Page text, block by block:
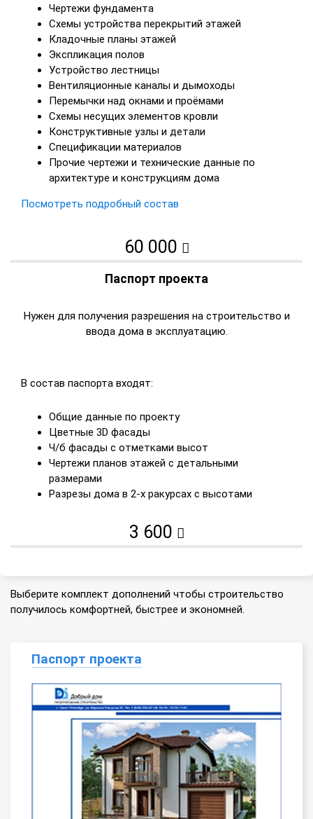
Чертежи фундамента
Схемы устройства перекрытий этажей
Кладочные планы этажей
Экспликация полов
Устройство лестницы
Вентиляционные каналы и дымоходы
Перемычки над окнами и проёмами
Схемы несущих элементов кровли
Конструктивные узлы и детали
Спецификации материалов
Прочие чертежи и технические данные по
архитектуре и конструкциям дома
Посмотреть подробный состав
60 000
Паспорт проекта
Нужен для получения разрешения на строительство и
ввода дома в эксплуатацию.
В состав паспорта входят:
Общие данные по проекту
Цветные 3D фасады
Ч/б фасады с отметками высот
Чертежи планов этажей с детальными
размерами
Разрезы дома в 2-х ракурсах с высотами
3 600
Выберите комплект дополнений чтобы строительство
получилось комфортней, быстрее и экономней.
Паспорт проекта